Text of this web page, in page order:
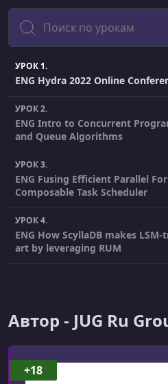
Поиск
УРОК 1.
ENG Hydra 2022 Online
УРОК 2.
ENG Intro to Concurrent
and Queue Algorithms
УРОК 3.
ENG Fusing Efficient Parallel
Composable Task Scheduler
УРОК 4.
ENG How ScyllaDB makes
art by leveraging RUM
УРОК 6.
ENG Self-stabilizing Population
УРОК 7.
Solving Raft's practical
Автор - JUG Ru
+18